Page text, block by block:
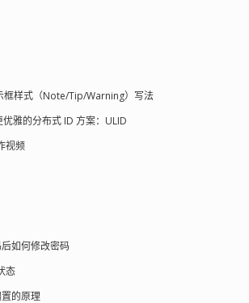
样式（Note/Tip/Warning）写法
雅的分布式 ID 方案：ULID
视频
如何修改密码
态
的原理